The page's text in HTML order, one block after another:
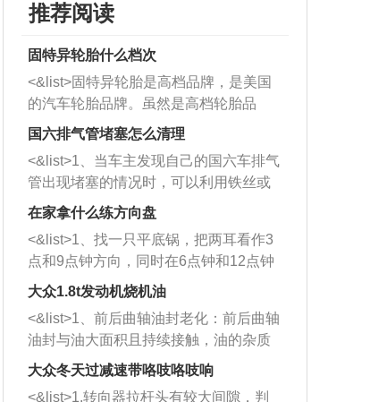
推荐阅读
固特异轮胎什么档次
<&list>固特异轮胎是高档品牌，是美国
的汽车轮胎品牌。虽然是高档轮胎品
牌，但是中高低端的轮胎都有生产，这
也是为了更好的开拓市场。
国六排气管堵塞怎么清理
<&list>1、当车主发现自己的国六车排气
管出现堵塞的情况时，可以利用铁丝或
者是细棍，直接将杂物给取出来，如果
堵塞情况比较严重，也可以采取应急措
施。 <&list>2、直接利用木棍将所有的
杂物推到排气管里面的位置处，然后将
三元催化器拆解开，就可以将堵塞的东
西取出来。但如果是因为积碳过多引起
的堵塞，就需要将三元催化器泡在草酸
洗剂对堵塞的情况得到解决，将清洗剂
放在燃油箱中，与燃油混合后，车辆启
在家拿什么练方向盘
<&list>1、找一只平底锅，把两耳看作3
点和9点钟方向，同时在6点钟和12点钟
方向做一个标记。 <&list>2、双手握住
一圈半的练习，往右同样也要打相同的
圈数。 <&list>3、最后强调要反复练
习，这样就可以形成肌肉记忆，在真实
驾驶车辆时，不需要记忆也能打好方
大众1.8t发动机烧机油
<&list>1、前后曲轴油封老化：前后曲轴
油封与油大面积且持续接触，油的杂质
和发动机内持续温度变化使其密封效果
逐渐减弱，导致渗油或漏油。<&list>2、
大众冬天过减速带咯吱咯吱响
<&list>1.转向器拉杆头有较大间隙，判